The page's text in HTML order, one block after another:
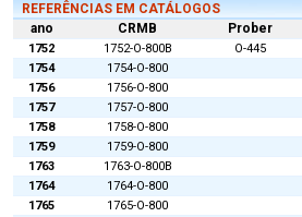
REFERÊNCIAS EM CATÁLOGOS
ano CRMB Prober
1752 1752-O-800B O-445
1754
1754-O-800
1756
1756-O-800
1757
1757-O-800
1758
1758-O-800
1759
1759-O-800
1763
1763-O-800B
1764
1764-O-800
1765
1765-O-800